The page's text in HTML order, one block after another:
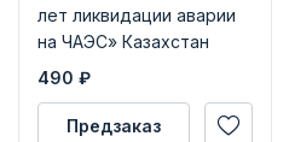
лет ликвидации аварии
на ЧАЭС» Казахстан
490 ₽
Предзаказ